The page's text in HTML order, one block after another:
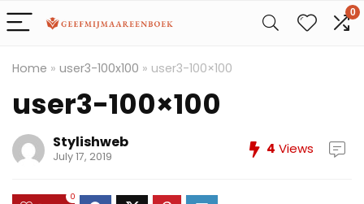
0
Home » user3-100x100 » user3-100×100
user3-100×100
Stylishweb
July 17, 2019 4 Views
0